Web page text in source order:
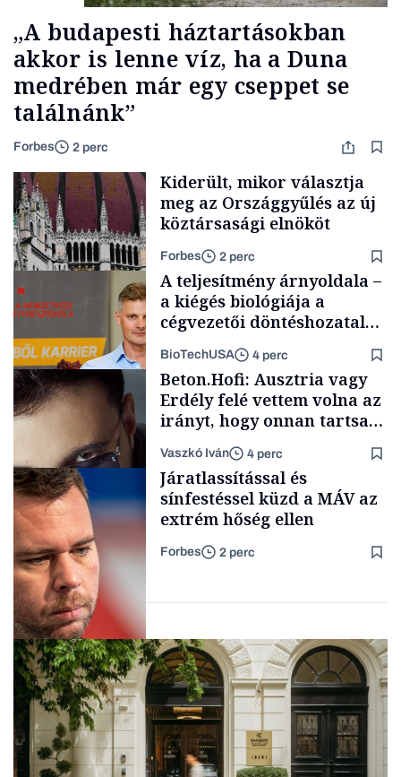
„A budapesti háztartásokban
akkor is lenne víz, ha a Duna
medrében már egy cseppet se
találnánk”
Forbes 2 perc
Politika
Kiderült, mikor választja
meg az Országgyűlés az új
köztársasági elnököt
Forbes 2 perc
Content Lab HUB
A teljesítmény árnyoldala –
a kiégés biológiája a
cégvezetői döntéshozatal
BioTechUSA 4 perc
Forbes-sztori
Beton.Hofi: Ausztria vagy
Erdély felé vettem volna az
irányt, hogy onnan tartsam
lélegeztetőgépen a magyar
zenét
Vaszkó Iván 4 perc
Társadalom
Járatlassítással és
sínfestéssel küzd a MÁV az
extrém hőség ellen
Forbes 2 perc